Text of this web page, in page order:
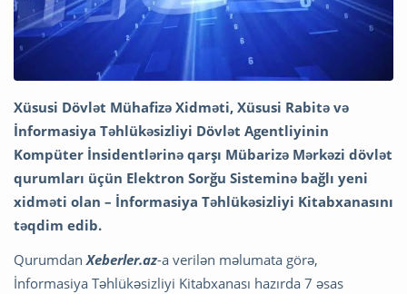
Xüsusi Dövlət Mühafizə Xidməti, Xüsusi Rabitə və
İnformasiya Təhlükəsizliyi Dövlət Agentliyinin
Kompüter İnsidentlərinə qarşı Mübarizə Mərkəzi dövlət
qurumları üçün Elektron Sorğu Sisteminə bağlı yeni
xidməti olan – İnformasiya Təhlükəsizliyi Kitabxanasını
təqdim edib.
QurumdanXeberler.az-a verilən məlumata görə,
İnformasiya Təhlükəsizliyi Kitabxanası hazırda 7 əsas